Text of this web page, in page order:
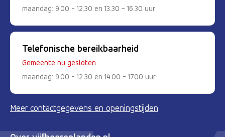
maandag: 9.00 - 12.30 en 13.30 - 16.30 uur
Telefonische bereikbaarheid
Gemeente nu gesloten.
maandag: 9.00 - 12.30 en 14.00 - 17.00 uur
Meer contactgegevens en openingstijden